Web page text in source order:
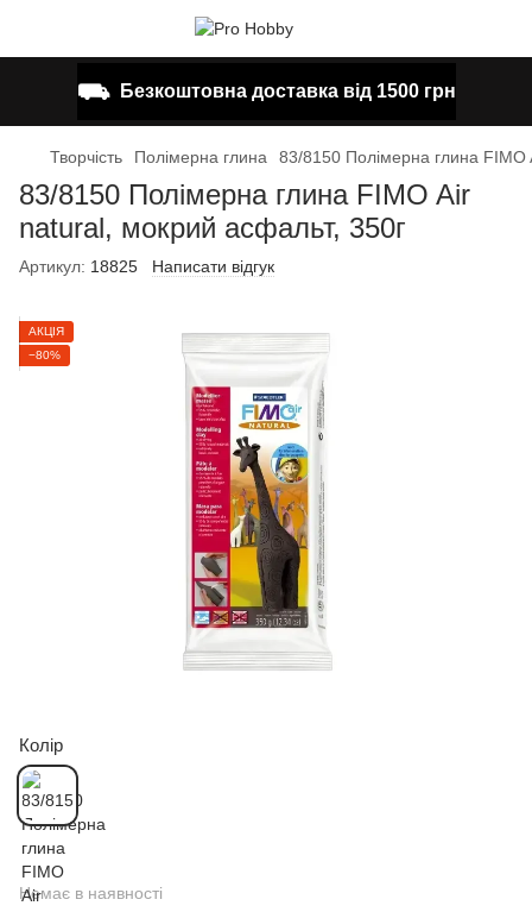
⛟ Безкоштовна доставка від 1500 грн
Творчість Полімерна глина 83/8150 Полімерна глина
83/8150 Полімерна глина FIMO Air
natural, мокрий асфальт, 350г
Артикул: 18825 Написати відгук
АКЦІЯ
−80%
Колір
Немає в наявності